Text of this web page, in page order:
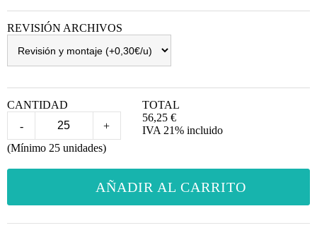
REVISIÓN ARCHIVOS
CANTIDAD
-
+
(Mínimo 25 unidades)
TOTAL
56,25 €
IVA 21% incluido
AÑADIR AL CARRITO